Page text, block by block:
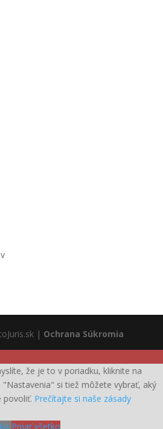
| Ochrana Súkromia
že je to v poriadku, kliknite na
si tiež môžete vybrať, aký
povoliť. Prečítajte si naše zásady
Prijať všetko